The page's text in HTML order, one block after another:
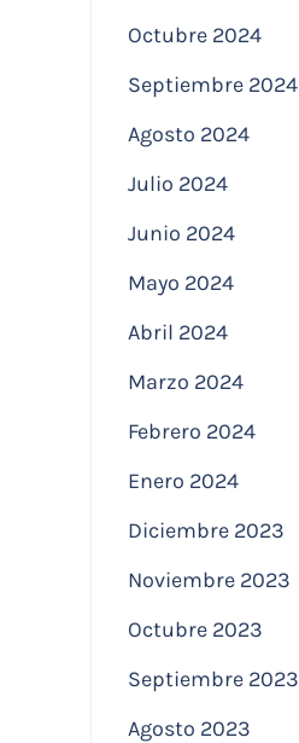
Octubre 2024
Septiembre 2024
Agosto 2024
Julio 2024
Junio 2024
Mayo 2024
Abril 2024
Marzo 2024
Febrero 2024
Enero 2024
Diciembre 2023
Noviembre 2023
Octubre 2023
Septiembre 2023
Agosto 2023